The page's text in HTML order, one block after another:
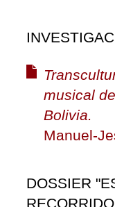
musical
Bolivia.
Manuel-
DOSSIER